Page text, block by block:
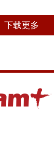
下载更多